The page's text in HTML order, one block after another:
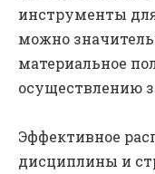
инструменты
можно
материальное
осуществлению
Эффективное
дисциплины и